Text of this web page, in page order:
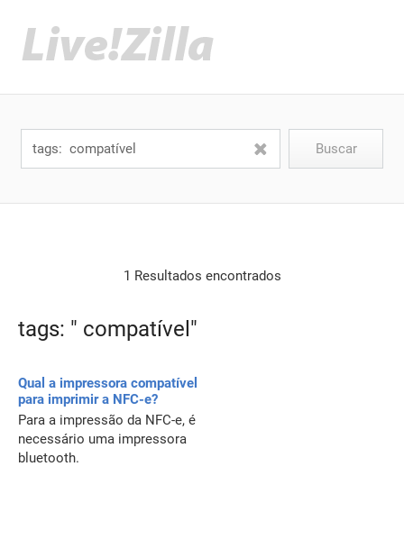
1 Resultados encontrados
tags: " compatível"
Qual a impressora compatível
para imprimir a NFC-e?
Para a impressão da NFC-e, é
necessário uma impressora
bluetooth.